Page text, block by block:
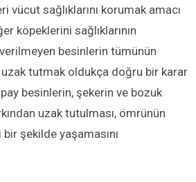
vücut sağlıklarını korumak amacı
köpeklerini sağlıklarının
besinlerin tümünün
uzak tutmak oldukça doğru bir karar
besinlerin, şekerin ve bozuk
uzak tutulması, ömrünün
şekilde yaşamasını